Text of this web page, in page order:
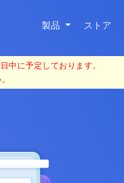
製品 ストア
中に予定しております。